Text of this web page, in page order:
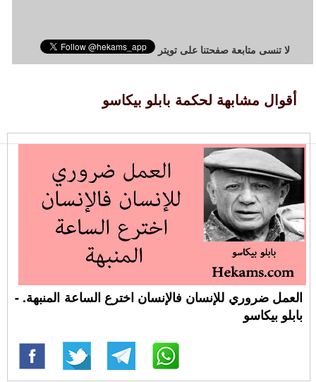
لا تنسى متابعة صفحتنا على تويتر
أقوال مشابهة لحكمة بابلو بيكاسو
العمل ضروري للإنسان فالإنسان اخترع الساعة المنبهة. -
بابلو بيكاسو